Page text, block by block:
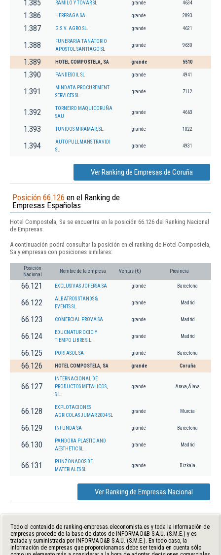
1.385 RAMILO Y TOVAR SL grande 4634
1.386 HERFRAGA SA grande 2893
1.387 G.S.V. AGRO SL. grande 4621
1.388
FUNERARIA TANATORIO
APOSTOL SANTIAGO SL
grande 9630
1.389 HOTEL COMPOSTELA, SA grande 5510
1.390 PANDESOIL SL grande 4941
1.391
MINDATA PROCUREMENT
SERVICES SL.
grande 7112
1.392
TORNEIRO MAQUICORUÑA
SAU
grande 4663
1.393 TUNIDOS MIRAMAR, SL. grande 1022
1.394
AUTOPULLMANS TRAVIDI
SL
grande 4931
Ver Ranking de Empresas de Coruña
Posición 66.126 en el Ranking de
Empresas Españolas
Hotel Compostela, Sa se encuentra en la posición 66.126 del Ranking Nacional
de Empresas.
A continuación podrá consultar la posición en el ranking de Hotel Compostela,
Sa y empresas con posiciones similares:
Posición
Nacional
Nombre de la empresa Ventas (€) Provincia
66.121 EXCLUSIVAS JOFERSA SA grande Barcelona
66.122
ALBATROS STANDS &
EVENTS SL.
grande Madrid
66.123 COMERCIAL PROVA SA grande Madrid
66.124
EDUCNATUR OCIO Y
TIEMPO LIBRE S.L.
grande Madrid
66.125 PORTASOL SA grande Barcelona
66.126 HOTEL COMPOSTELA, SA grande Coruña
66.127
INTERNACIONAL DE
PRODUCTOS METALICOS,
S.L.
grande Arava,Álava
66.128
EXPLOTACIONES
AGRICOLAS JUMAR 2004 SL
grande Murcia
66.129 INFUNDA SA grande Barcelona
66.130
PANDORA PLASTIC AND
AESTHETIC SL.
grande Madrid
66.131
PUNZONADOS DE
MATERIALES SL
grande Bizkaia
Ver Ranking de Empresas Nacional
Todo el contenido de ranking-empresas.eleconomista.es y toda la información de
empresas procede de la base de datos de INFORMA D&B S.A.U. (S.M.E.) y es
tratada y suministrada por INFORMA D&B S.A.U. (S.M.E.). En todo caso, la
información de empresas que proporcionamos debe ser tenida en cuenta sólo